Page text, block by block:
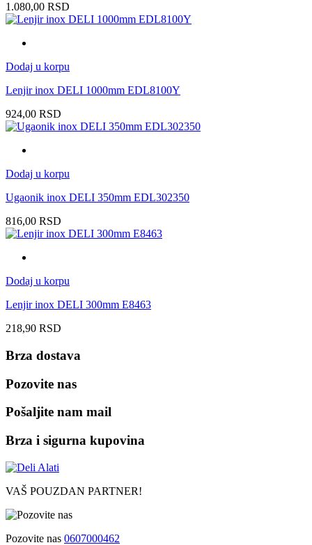
1.080,00 RSD
Dodaj u korpu
Lenjir inox DELI 1000mm EDL8100Y
924,00 RSD
Dodaj u korpu
Ugaonik inox DELI 350mm EDL302350
816,00 RSD
Dodaj u korpu
Lenjir inox DELI 300mm E8463
218,90 RSD
Brza dostava
Pozovite nas
Pošaljite nam mail
Brza i sigurna kupovina
VAŠ POUZDAN PARTNER!
Pozovite nas 0607000462